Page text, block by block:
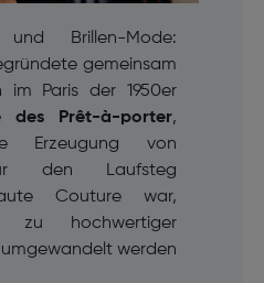
Brillen-Mode:
gemeinsam
im Paris der 1950er
des Prêt-à-porter,
Erzeugung von
den Laufsteg
Couture war,
zu hochwertiger
werden